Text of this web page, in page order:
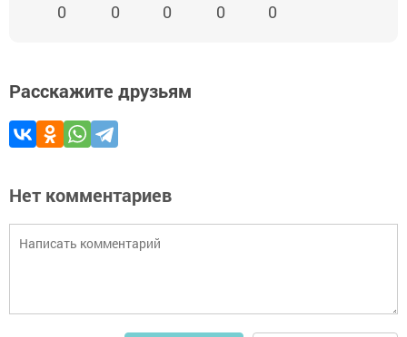
0 0 0 0 0
Расскажите друзьям
Нет комментариев